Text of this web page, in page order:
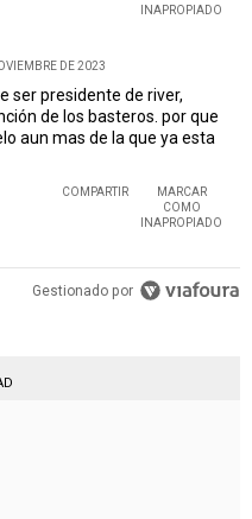
INAPROPIADO
DE 2023
ser presidente de river,
de los basteros. por que
aun mas de la que ya esta
COMPARTIR
MARCAR
COMO
INAPROPIADO
Gestionado por